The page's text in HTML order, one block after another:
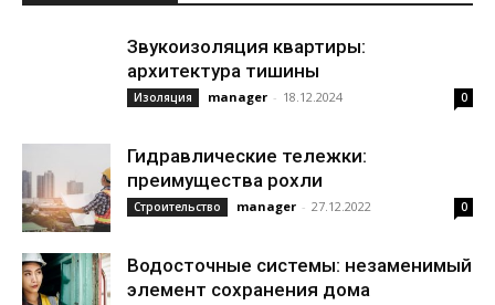
Звукоизоляция квартиры:
архитектура тишины
Изоляция manager - 18.12.2024 0
Гидравлические тележки:
преимущества рохли
Строительство manager - 27.12.2022 0
Водосточные системы: незаменимый
элемент сохранения дома